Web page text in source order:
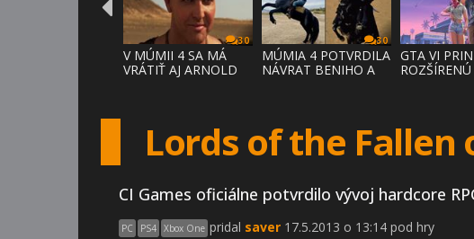
30
V MÚMII 4 SA MÁ
VRÁTIŤ AJ ARNOLD
30
MÚMIA 4 POTVRDILA
NÁVRAT BENIHO A
GTA VI
Lords of the Fallen
CI Games oficiálne potvrdilo vývoj hardcore
PC PS4 Xbox One pridal saver 17.5.2013 o 13:14 pod hry